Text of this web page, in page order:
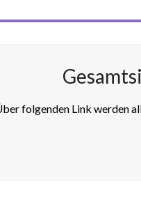
folgenden Link werden